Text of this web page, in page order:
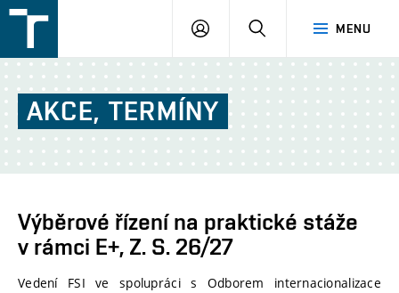
v
Brně
MENU
PŘIHLÁŠENÍ
AKCE, TERMÍNY
Výběrové řízení na praktické stáže
v rámci E+, Z. S. 26/27
Vedení FSI ve spolupráci s Odborem internacionalizace